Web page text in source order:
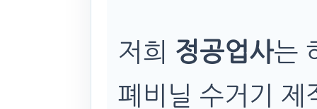
저희 정공업사는
폐비닐 수거기 제